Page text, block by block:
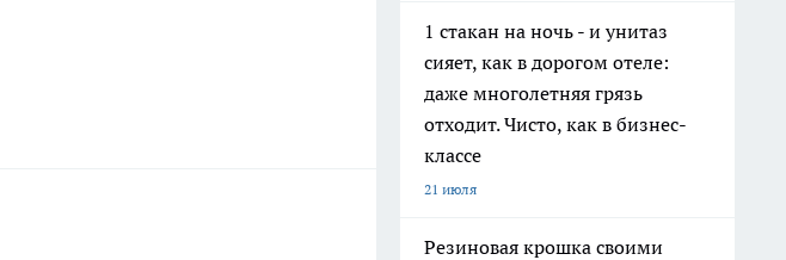
1 стакан на ночь - и унитаз
сияет, как в дорогом отеле:
даже многолетняя грязь
отходит. Чисто, как в бизнес-
классе
21 июля
Резиновая крошка своими